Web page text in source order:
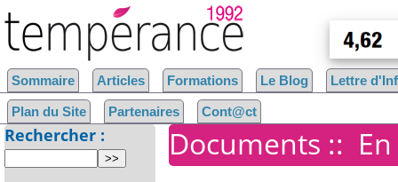
Documents ::
Sommaire Articles Formations Le Blog Lettre
Plan du Site Partenaires Cont@ct
Rechercher :